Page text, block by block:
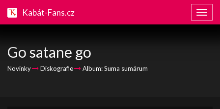
Kabát-Fans.cz
Go satane go
Novinky Diskografie Album: Suma sumárum